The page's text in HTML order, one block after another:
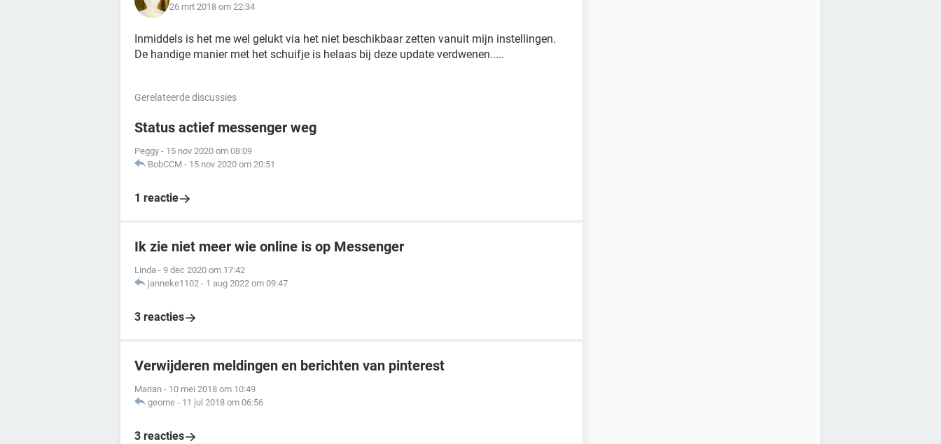
26 mrt 2018 om 22:34
Inmiddels is het me wel gelukt via het niet beschikbaar zetten vanuit mijn instellingen.
De handige manier met het schuifje is helaas bij deze update verdwenen.....
Gerelateerde discussies
Status actief messenger weg
Peggy - 15 nov 2020 om 08:09
BobCCM - 15 nov 2020 om 20:51
1 reactie
Ik zie niet meer wie online is op Messenger
Linda - 9 dec 2020 om 17:42
janneke1102 - 1 aug 2022 om 09:47
3 reacties
Verwijderen meldingen en berichten van pinterest
Marian - 10 mei 2018 om 10:49
geome - 11 jul 2018 om 06:56
3 reacties